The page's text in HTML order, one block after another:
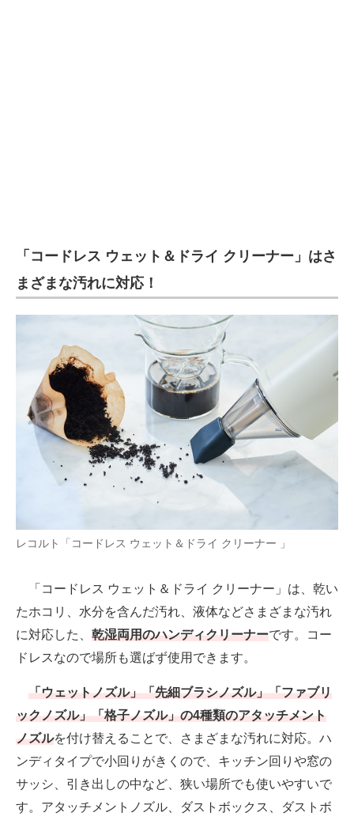
建設×テクノロジーの最前線
ちょっと気になるネットの話題
「コードレス ウェット＆ドライ クリーナー」はさ
まざまな汚れに対応！
レコルト「コードレス ウェット＆ドライ クリーナー 」
「コードレス ウェット＆ドライ クリーナー」は、乾い
たホコリ、水分を含んだ汚れ、液体などさまざまな汚れ
に対応した、 乾湿両用のハンディクリーナーです。コー
ドレスなので場所も選ばず使用できます。
「ウェットノズル」「先細ブラシノズル」「ファブリ
ックノズル」「格子ノズル」の4種類のアタッチメント
ノズルを付け替えることで、さまざまな汚れに対応。ハ
ンディタイプで小回りがきくので、キッチン回りや窓の
サッシ、引き出しの中など、狭い場所でも使いやすいで
す。アタッチメントノズル、ダストボックス、ダストボ